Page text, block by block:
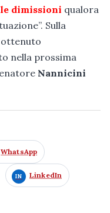
dimissioni qualora
Sulla
ottenuto
nella prossima
Nannicini
WhatsApp
LinkedIn